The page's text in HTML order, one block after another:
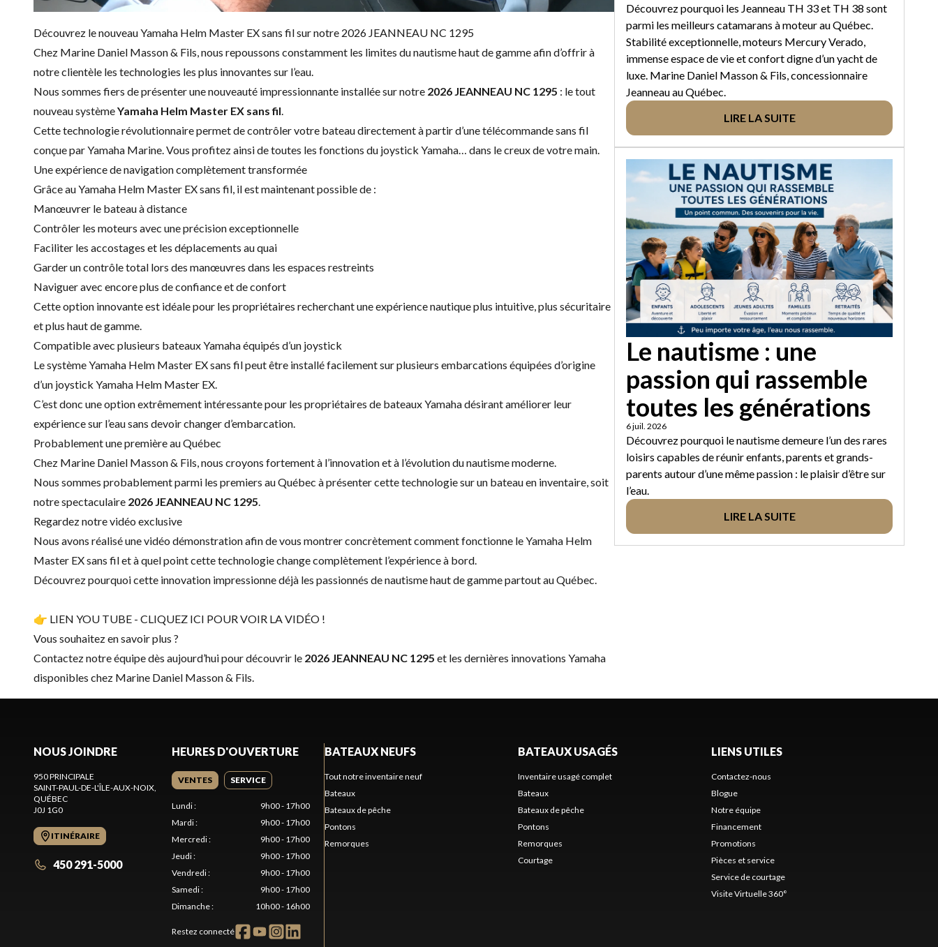
Découvrez lenouveau Yamaha Helm Master EX sans filsur notre 2026 JEANNEAU NC 1295
Chez Marine Daniel Masson & Fils, nous repoussons constamment les limites du nautisme haut de gamme afin d’offrir à
notre clientèle les technologies les plus innovantes sur l’eau.
Nous sommes fiers de présenter une nouveauté impressionnante installée sur notre 2026 JEANNEAU NC 1295 : le tout
nouveau systèmeYamaha Helm Master EX sans fil.
Cette technologie révolutionnaire permet de contrôler votre bateau directement à partir d’une télécommande sans fil
conçue par Yamaha Marine. Vous profitez ainsi de toutes les fonctions du joystick Yamaha… dans le creux de votre main.
Une expérience de navigation complètement transformée
Grâce auYamaha Helm Master EX sans fil, il est maintenant possible de :
Manœuvrer le bateau à distance
Contrôler les moteurs avec une précision exceptionnelle
Faciliter les accostages et les déplacements au quai
Garder un contrôle total lors des manœuvres dans les espaces restreints
Naviguer avec encore plus de confiance et de confort
Cette option innovante est idéale pour les propriétaires recherchant une expérience nautique plus intuitive, plus sécuritaire
et plus haut de gamme.
Compatible avec plusieurs bateaux Yamaha équipés d’un joystick
Le système Yamaha Helm Master EX sans fil peut être installé facilement sur plusieurs embarcations équipées d’origine
d’un joystick Yamaha Helm Master EX.
C’est donc une option extrêmement intéressante pour les propriétaires de bateaux Yamaha désirant améliorer leur
expérience sur l’eau sans devoir changer d’embarcation.
Probablement une première au Québec
Chez Marine Daniel Masson & Fils, nous croyons fortement à l’innovation et à l’évolution du nautisme moderne.
Nous sommes probablement parmi les premiers au Québec à présenter cette technologie sur un bateau en inventaire, soit
notre spectaculaire 2026 JEANNEAU NC 1295.
Regardez notre vidéo exclusive
Nous avons réalisé une vidéo démonstration afin de vous montrer concrètement comment fonctionne le Yamaha Helm
Master EX sans fil et à quel point cette technologie change complètement l’expérience à bord.
Découvrez pourquoi cette innovation impressionne déjà les passionnés de nautisme haut de gamme partout au Québec.
👉 LIEN YOU TUBE - CLIQUEZ ICI POUR VOIR LA VIDÉO !
Vous souhaitez en savoir plus ?
Contactez notre équipe dès aujourd’hui pour découvrir le 2026 JEANNEAU NC 1295 et les dernières innovations Yamaha
disponibles chez Marine Daniel Masson & Fils.
Découvrez pourquoi les Jeanneau TH 33 et TH 38 sont
parmi les meilleurs catamarans à moteur au Québec.
Stabilité exceptionnelle, moteurs Mercury Verado,
immense espace de vie et confort digne d’un yacht de
luxe. Marine Daniel Masson & Fils, concessionnaire
Jeanneau au Québec.
LIRE LA SUITE
Le nautisme : une
passion qui rassemble
toutes les générations
6 juil. 2026
Découvrez pourquoi le nautisme demeure l’un des rares
loisirs capables de réunir enfants, parents et grands-
parents autour d’une même passion : le plaisir d’être sur
l’eau.
LIRE LA SUITE
NOUS JOINDRE
950 PRINCIPALE
SAINT-PAUL-DE-L'ÎLE-AUX-NOIX,
QUÉBEC
J0J 1G0
ITINÉRAIRE
450 291-5000
HEURES D'OUVERTURE
VENTES SERVICE
Lundi:
9h00 - 17h00
Mardi:
9h00 - 17h00
Mercredi:
9h00 - 17h00
Jeudi:
9h00 - 17h00
Vendredi:
9h00 - 17h00
Samedi:
9h00 - 17h00
Dimanche: 10h00 - 16h00
Restez connecté
BATEAUX NEUFS
Tout notre inventaire neuf
Bateaux
Bateaux de pêche
Pontons
Remorques
BATEAUX USAGÉS
Inventaire usagé complet
Bateaux
Bateaux de pêche
Pontons
Remorques
Courtage
LIENS UTILES
Contactez-nous
Blogue
Notre équipe
Financement
Promotions
Pièces et service
Service de courtage
Visite Virtuelle 360°